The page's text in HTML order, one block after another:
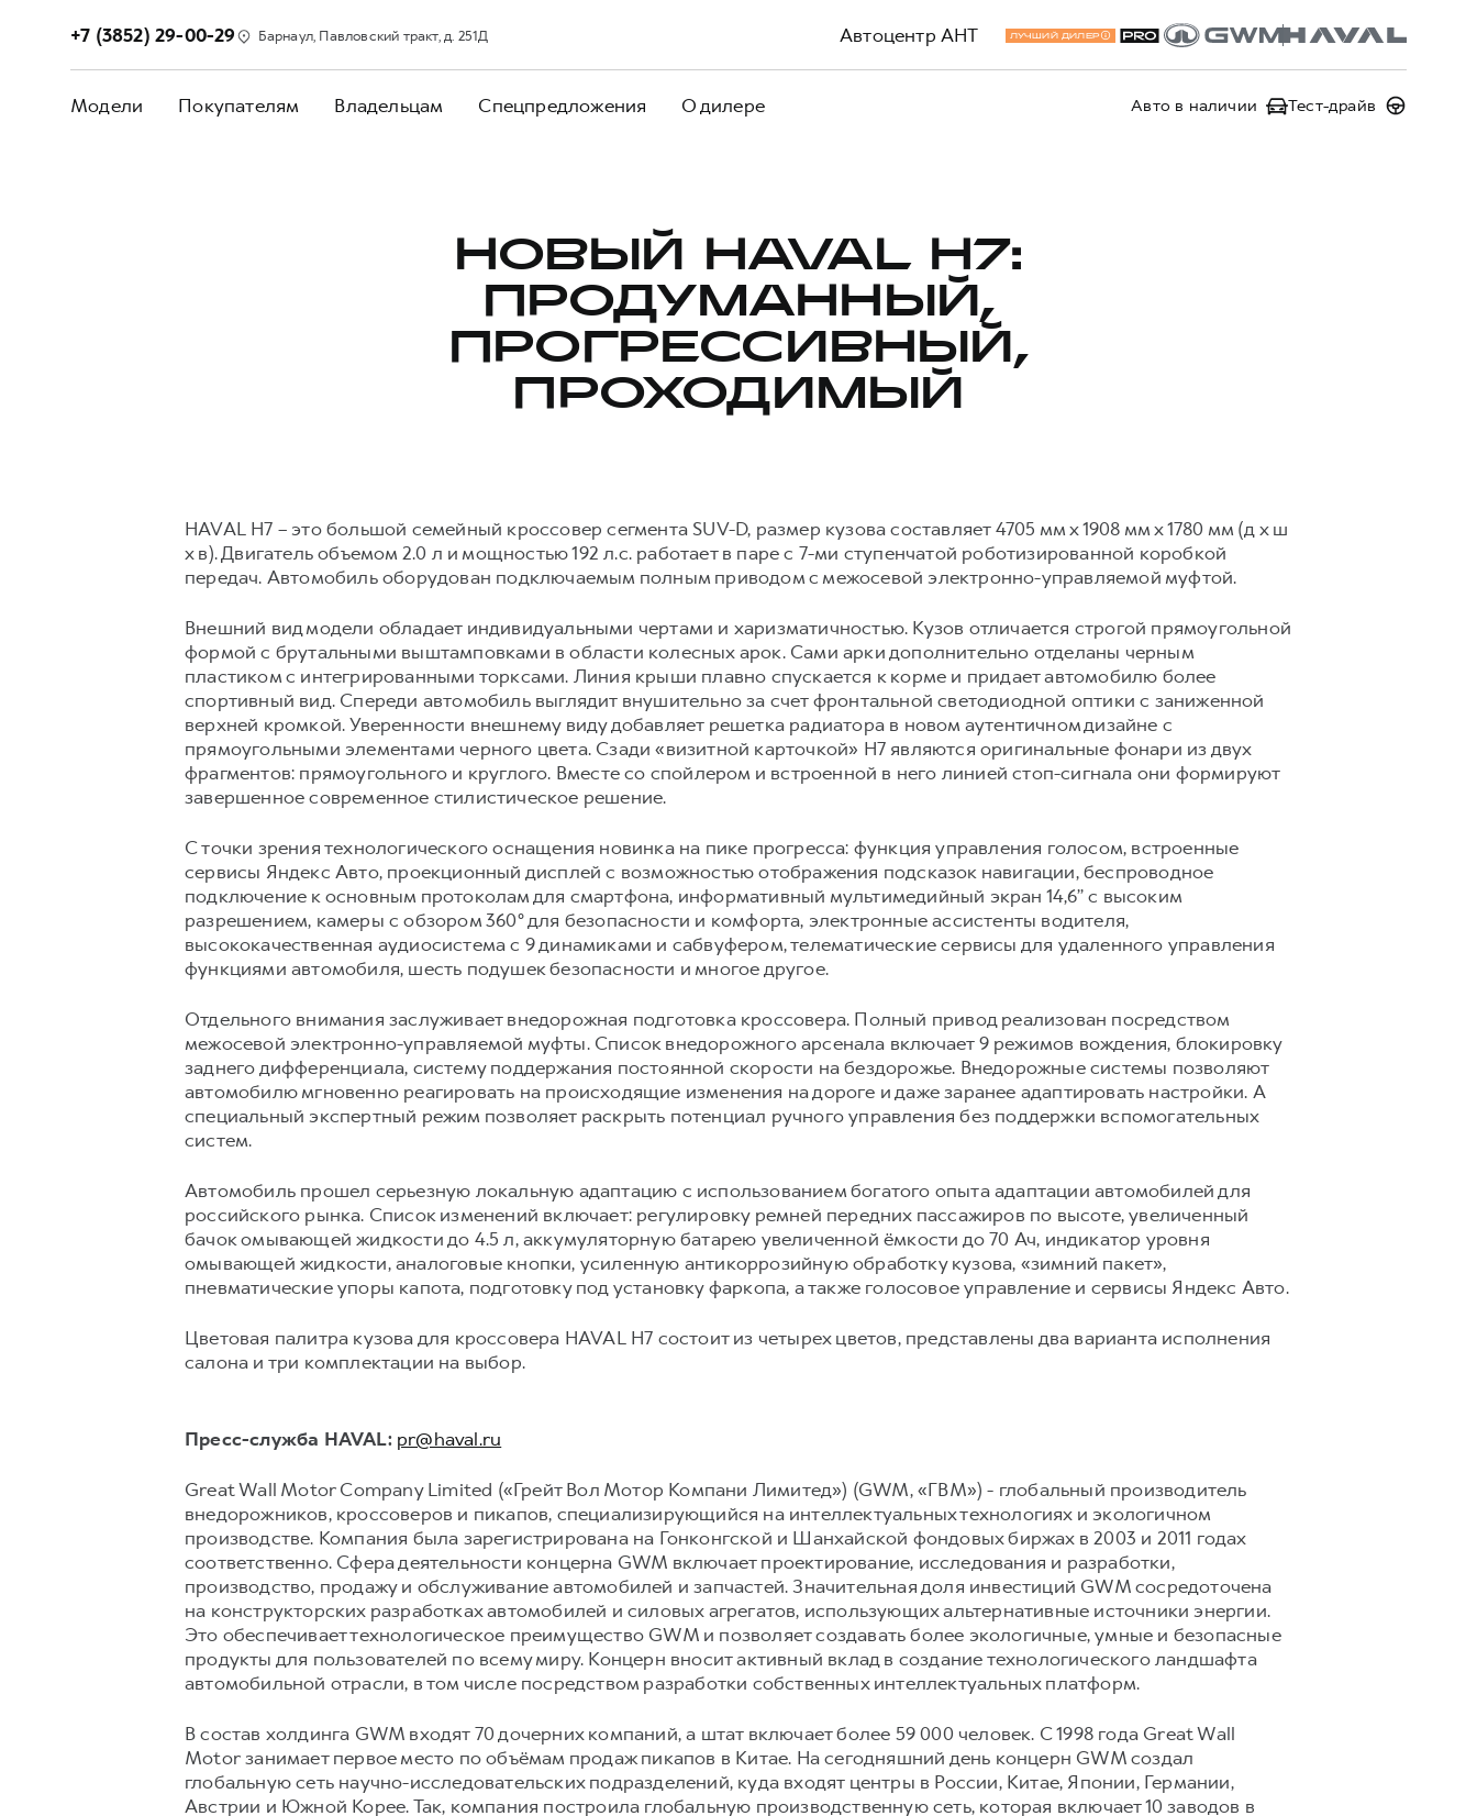
Автоцентр АНТ
+7 (3852) 29-00-29 Барнаул, Павловский тракт, д. 251Д ЛУЧШИЙ ДИЛЕР
Модели Покупателям Владельцам Спецпредложения О дилере Авто в наличии Тест-драйв
НОВЫЙ HAVAL H7:
ПРОДУМАННЫЙ,
ПРОГРЕССИВНЫЙ,
ПРОХОДИМЫЙ
HAVAL H7 – это большой семейный кроссовер сегмента SUV-D, размер кузова составляет 4705 мм х 1908 мм х 1780 мм (д х ш
х в). Двигатель объемом 2.0 л и мощностью 192 л.с. работает в паре с 7-ми ступенчатой роботизированной коробкой
передач. Автомобиль оборудован подключаемым полным приводом с межосевой электронно-управляемой муфтой.
Внешний вид модели обладает индивидуальными чертами и харизматичностью. Кузов отличается строгой прямоугольной
формой с брутальными выштамповками в области колесных арок. Сами арки дополнительно отделаны черным
пластиком с интегрированными торксами. Линия крыши плавно спускается к корме и придает автомобилю более
спортивный вид. Спереди автомобиль выглядит внушительно за счет фронтальной светодиодной оптики с заниженной
верхней кромкой. Уверенности внешнему виду добавляет решетка радиатора в новом аутентичном дизайне с
прямоугольными элементами черного цвета. Сзади «визитной карточкой» H7 являются оригинальные фонари из двух
фрагментов: прямоугольного и круглого. Вместе со спойлером и встроенной в него линией стоп-сигнала они формируют
завершенное современное стилистическое решение.
С точки зрения технологического оснащения новинка на пике прогресса: функция управления голосом, встроенные
сервисы Яндекс Авто, проекционный дисплей с возможностью отображения подсказок навигации, беспроводное
подключение к основным протоколам для смартфона, информативный мультимедийный экран 14,6’’ с высоким
разрешением, камеры с обзором 360° для безопасности и комфорта, электронные ассистенты водителя,
высококачественная аудиосистема с 9 динамиками и сабвуфером, телематические сервисы для удаленного управления
функциями автомобиля, шесть подушек безопасности и многое другое.
Отдельного внимания заслуживает внедорожная подготовка кроссовера. Полный привод реализован посредством
межосевой электронно-управляемой муфты. Список внедорожного арсенала включает 9 режимов вождения, блокировку
заднего дифференциала, систему поддержания постоянной скорости на бездорожье. Внедорожные системы позволяют
автомобилю мгновенно реагировать на происходящие изменения на дороге и даже заранее адаптировать настройки. А
специальный экспертный режим позволяет раскрыть потенциал ручного управления без поддержки вспомогательных
систем.
Автомобиль прошел серьезную локальную адаптацию с использованием богатого опыта адаптации автомобилей для
российского рынка. Список изменений включает: регулировку ремней передних пассажиров по высоте, увеличенный
бачок омывающей жидкости до 4.5 л, аккумуляторную батарею увеличенной ёмкости до 70 Ач, индикатор уровня
омывающей жидкости, аналоговые кнопки, усиленную антикоррозийную обработку кузова, «зимний пакет»,
пневматические упоры капота, подготовку под установку фаркопа, а также голосовое управление и сервисы Яндекс Авто.
Цветовая палитра кузова для кроссовера HAVAL H7 состоит из четырех цветов, представлены два варианта исполнения
салона и три комплектации на выбор.
Пресс-служба HAVAL: pr@haval.ru
Great Wall Motor Company Limited («Грейт Вол Мотор Компани Лимитед») (GWM, «ГВМ») - глобальный производитель
внедорожников, кроссоверов и пикапов, специализирующийся на интеллектуальных технологиях и экологичном
производстве. Компания была зарегистрирована на Гонконгской и Шанхайской фондовых биржах в 2003 и 2011 годах
соответственно. Сфера деятельности концерна GWM включает проектирование, исследования и разработки,
производство, продажу и обслуживание автомобилей и запчастей. Значительная доля инвестиций GWM сосредоточена
на конструкторских разработках автомобилей и силовых агрегатов, использующих альтернативные источники энергии.
Это обеспечивает технологическое преимущество GWM и позволяет создавать более экологичные, умные и безопасные
продукты для пользователей по всему миру. Концерн вносит активный вклад в создание технологического ландшафта
автомобильной отрасли, в том числе посредством разработки собственных интеллектуальных платформ.
В состав холдинга GWM входят 70 дочерних компаний, а штат включает более 59 000 человек. С 1998 года Great Wall
Motor занимает первое место по объёмам продаж пикапов в Китае. На сегодняшний день концерн GWM создал
глобальную сеть научно-исследовательских подразделений, куда входят центры в России, Китае, Японии, Германии,
Австрии и Южной Корее. Так, компания построила глобальную производственную сеть, которая включает 10 заводов в